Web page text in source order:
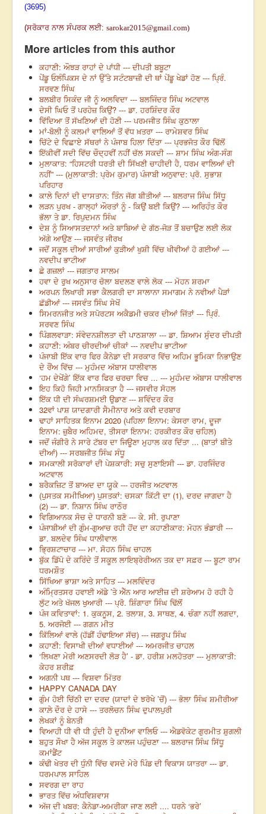
(3695)
(ਸਰੋਕਾਰ ਨਾਲ ਸੰਪਰਕ ਲਈ: sarokar2015@gmail.com)
More articles from this author
ਕਹਾਣੀ: ਔਝੜ ਰਾਹਾਂ ਦੇ ਪਾਂਧੀ --- ਦੀਪਤੀ ਬਬੂਟਾ
ਪੇਂਡੂ ਓਲੰਪਿਕਸ ਦੇ ਨਾਂ ਉੱਤੇ ਸਟੰਟਬਾਜ਼ੀ ਦੀ ਥਾਂ ਪੇਂਡੂ ਖੇਡਾਂ ਹੋਣ --- ਪ੍ਰਿੰ.
ਸਰਵਣ ਸਿੰਘ
ਬਲਬੀਰ ਸਿਕੰਦ ਜੀ ਨੂੰ ਅਲਵਿਦਾ --- ਬਲਜਿੰਦਰ ਸਿੰਘ ਅਟਵਾਲ
ਦੇਸੀ ਘਿਓ ਤੋਂ ਪਰਹੇਜ਼ ਕਿਉਂ? --- ਡਾ. ਹਰਸ਼ਿੰਦਰ ਕੌਰ
ਵਿੱਦਿਆ ਤੋਂ ਸੱਖਣਿਆਂ ਦੀ ਹੋਣੀ --- ਪਰਮਜੀਤ ਸਿੰਘ ਕੁਠਾਲਾ
ਮਾਂ-ਬੋਲੀ ਨੂੰ ਕਲਮਾਂ ਵਾਲਿਆਂ ਤੋਂ ਵੱਧ ਖ਼ਤਰਾ --- ਰਾਮੇਸ਼ਵਰ ਸਿੰਘ
ਚਿੱਟੇ ਦੇ ਵਿਛਾਏ ਸੱਥਰਾਂ ਨੇ ਪੰਜਾਬ ਹਿਲਾ ਦਿੱਤਾ --- ਪ੍ਰਭਜੋਤ ਕੌਰ ਢਿੱਲੋਂ
ਇੱਕੀਵੀਂ ਸਦੀ ਵਿੱਚ ਚੌਦ੍ਹਵੀਂ ਨਹੀਂ ਚੱਲ ਸਕਦੀ --- ਸ਼ਾਮ ਸਿੰਘ ਅੰਗ-ਸੰਗ
ਮੁਲਾਕਾਤ: “ਹਿਸਟਰੀ ਧਰਤੀ ਦੀ ਸਿੱਖਣੀ ਚਾਹੀਦੀ ਹੈ, ਧਰਮ ਵਾਲਿਆਂ ਦੀ
ਨਹੀਂ” --- (ਮੁਲਾਕਾਤੀ: ਪ੍ਰੇਮ ਕੁਮਾਰ) ਪੰਜਾਬੀ ਅਨੁਵਾਦ: ਪ੍ਰੋ. ਸੁਭਾਸ਼
ਪਰਿਹਾਰ
ਕਾਲੇ ਦਿਨਾਂ ਦੀ ਦਾਸਤਾਨ: ਤਿੰਨ ਜੱਗ ਬੀਤੀਆਂ --- ਬਲਰਾਜ ਸਿੰਘ ਸਿੱਧੂ
ਲੜਨ ਪੁਰਖ - ਗਾਲ੍ਹਾਂ ਔਰਤਾਂ ਨੂੰ - ਕਿਉਂ ਬਈ ਕਿਉਂ? --- ਅਰਿਹੰਤ ਕੌਰ
ਭੱਲਾ ਤੇ ਡਾ. ਰਿਪੁਦਮਨ ਸਿੰਘ
ਦੇਸ਼ ਨੂੰ ਸਿਆਸਤਦਾਨਾਂ ਅਤੇ ਬਾਬਿਆਂ ਦੇ ਗੱਠ-ਜੋੜ ਤੋਂ ਬਚਾਉਣ ਲਈ ਲੋਕ
ਅੱਗੇ ਆਉਣ --- ਜਸਵੰਤ ਜੀਰਖ
ਜਦੋਂ ਸਕੂਲ ਦੀਆਂ ਸਾਰੀਆਂ ਕੁੜੀਆਂ ਖੁਸ਼ੀ ਵਿੱਚ ਖੀਵੀਆਂ ਹੋ ਗਈਆਂ ---
ਨਵਦੀਪ ਭਾਟੀਆ
ਛੇ ਗਜ਼ਲਾਂ --- ਜਗਤਾਰ ਸਾਲਮ
ਹਵਾ ਦੇ ਰੁਖ ਅਨੁਸਾਰ ਚੋਲਾ ਬਦਲਣ ਵਾਲੇ ਲੋਕ --- ਮੋਹਨ ਸ਼ਰਮਾ
ਅਰਪਨ ਲਿਖਾਰੀ ਸਭਾ ਕੈਲਗਰੀ ਦਾ ਸਾਲਾਨਾ ਸਮਾਗਮ ਨੇ ਨਵੀਆਂ ਪੈੜਾਂ
ਛੱਡੀਆਂ --- ਜਸਵੰਤ ਸਿੰਘ ਸੇਖੋਂ
ਸਿਮਰਨਜੀਤ ਅਤੇ ਸਪੋਰਟਸ ਅਕੈਡਮੀ ਚਕਰ ਦੀਆਂ ਜਿੱਤਾਂ --- ਪ੍ਰਿੰ.
ਸਰਵਣ ਸਿੰਘ
ਪਿੰਗਲਵਾੜਾ: ਸੰਵੇਦਨਸ਼ੀਲਤਾ ਦੀ ਪਾਠਸ਼ਾਲਾ --- ਡਾ. ਸ਼ਿਆਮ ਸੁੰਦਰ ਦੀਪਤੀ
ਕਹਾਣੀ: ਅੰਬਰ ਚੀਰਦੀਆਂ ਚੀਕਾਂ --- ਨਵਦੀਪ ਭਾਟੀਆ
ਪੰਜਾਬੀ ਇੱਕ ਵਾਰ ਫਿਰ ਕੈਨੇਡਾ ਦੀ ਸਰਕਾਰ ਵਿੱਚ ਅਹਿਮ ਭੂਮਿਕਾ ਨਿਭਾਉਣ
ਦੇ ਰੌਂਅ ਵਿੱਚ --- ਮੁਹੰਮਦ ਅੱਬਾਸ ਧਾਲੀਵਾਲ
‘ਹਮ ਦੇਖੇਂਗੇ’ ਇੱਕ ਵਾਰ ਫਿਰ ਚਰਚਾ ਵਿਚ ... --- ਮੁਹੰਮਦ ਅੱਬਾਸ ਧਾਲੀਵਾਲ
ਇਹ ਕਿਹੋ ਜਿਹੀ ਮਾਨਸਿਕਤਾ ਹੈ --- ਜਸਵੀਰ ਸੋਹਲ
ਇੱਕ ਧੀ ਦੀ ਸੰਘਰਸ਼ਮਈ ਉਡਾਣ --- ਸ਼ਵਿੰਦਰ ਕੌਰ
32ਵਾਂ ਪਾਸ਼ ਯਾਦਗਾਰੀ ਸੈਮੀਨਾਰ ਅਤੇ ਕਵੀ ਦਰਬਾਰ
ਢਾਹਾਂ ਸਾਹਿਤਕ ਇਨਾਮ 2020 (ਪਹਿਲਾ ਇਨਾਮ: ਕੇਸਰਾ ਰਾਮ, ਦੂਜਾ
ਇਨਾਮ: ਜ਼ੁਬੈਰ ਅਹਿਮਦ, ਤੀਸਰਾ ਇਨਾਮ: ਹਰਕੀਰਤ ਕੌਰ ਚਹਿਲ)
ਜਦੋਂ ਜੰਗੀਰੋ ਨੇ ਸਾਰੇ ਟੱਬਰ ਦਾ ਜਿਊਣਾ ਮੁਹਾਲ ਕਰ ਦਿੱਤਾ ... (ਬਾਤਾਂ ਬੀਤੇ
ਦੀਆਂ) --- ਸਰਬਜੀਤ ਸਿੰਘ ਸੰਧੂ
ਸਮਕਾਲੀ ਸਰੋਕਾਰਾਂ ਦੀ ਪੇਸ਼ਕਾਰੀ: ਸਚੁ ਸੁਣਾਇਸੀ --- ਡਾ. ਹਰਜਿੰਦਰ
ਅਟਵਾਲ
ਬਰੈਕਜ਼ਿਟ ਤੋਂ ਬਾਅਦ ਦਾ ਯੂਕੇ --- ਹਰਜੀਤ ਅਟਵਾਲ
(ਪੁਸਤਕ ਸਮੀਖਿਆ) ਪੁਸਤਕਾਂ: ਚਸਕਾ ਕਿੱਟੀ ਦਾ (1), ਦਰਦ ਜਾਗਦਾ ਹੈ
(2) --- ਡਾ. ਨਿਸ਼ਾਨ ਸਿੰਘ ਰਾਠੌਰ
ਵਿਗਿਆਨਕ ਸੋਚ ਦੇ ਧਾਰਨੀ ਬਣੋ --- ਕੇ. ਸੀ. ਰੁਪਾਣਾ
ਪੰਜਾਬੀਆਂ ਦੀ ਗੁੰਮ-ਗੁਆਚ ਰਹੀ ਹੋਂਦ ਦਾ ਕਹਾਣੀਕਾਰ: ਮੋਹਨ ਭੰਡਾਰੀ ---
ਡਾ. ਬਲਦੇਵ ਸਿੰਘ ਧਾਲੀਵਾਲ
ਭ੍ਰਿਸ਼ਟਾਚਾਰ --- ਮਾ. ਸੋਹਨ ਸਿੰਘ ਚਾਹਲ
ਬੁੱਕ ਡਿੱਪੋ ਦੇ ਕਰਿੰਦੇ ਤੋਂ ਸਕੂਲ ਲਾਇਬ੍ਰੇਰੀਅਨ ਤਕ ਦਾ ਸਫ਼ਰ --- ਬੂਟਾ ਰਾਮ
ਧਰਮਸ਼ੌਤ
ਸਿੱਖਿਆ ਭਾਸ਼ਾ ਅਤੇ ਸਾਹਿਤ --- ਮਲਵਿੰਦਰ
ਅੰਮ੍ਰਿਤਸਰ ਹਵਾਈ ਅੱਡੇ ’ਤੇ ਐੱਨ ਆਰ ਆਈਜ਼ ਦੀ ਸ਼ਰੇਆਮ ਹੋ ਰਹੀ ਹੈ
ਲੁੱਟ ਅਤੇ ਖੱਜਲ ਖੁਆਰੀ --- ਪ੍ਰੋ. ਸ਼ਿੰਗਾਰਾ ਸਿੰਘ ਢਿੱਲੋਂ
ਪੰਜ ਕਵਿਤਾਵਾਂ: 1. ਕੁਕਨੂਸ, 2. ਤਲਾਸ਼, 3. ਸਾਥਣ, 4. ਚੰਗਾ ਨਹੀਂ ਲਗਦਾ,
5. ਅਰਜੋਈ --- ਗਗਨ ਮੀਤ
ਕਿੱਲਿਆਂ ਵਾਲੇ (ਹੱਡੀਂ ਹੰਢਾਇਆ ਸੱਚ) --- ਜਗਰੂਪ ਸਿੰਘ
ਕਹਾਣੀ: ਵਿਸਾਖੀ ਦੀਆਂ ਵਧਾਈਆਂ --- ਅਮਰਜੀਤ ਚਾਹਲ
‘ਲਿਖਣਾ ਮੇਰੀ ਅਣਸਰਦੀ ਲੋੜ ਹੈ’ - ਡਾ. ਹਰੀਸ਼ ਮਲਹੋਤਰਾ --- ਮੁਲਾਕਾਤੀ:
ਕੇਹਰ ਸ਼ਰੀਫ਼
ਅਗਨੀ ਪਥ --- ਵਿਸ਼ਵਾ ਮਿੱਤਰ
HAPPY CANADA DAY
ਗੁੰਮ ਹੋਈ ਚਿੱਠੀ ਦਾ ਦਰਦ (ਯਾਦਾਂ ਦੇ ਝਰੋਖੇ ’ਚੋਂ) --- ਭੋਲਾ ਸਿੰਘ ਸ਼ਮੀਰੀਆ
ਕਾਲ਼ੇ ਦੌਰ ਦੇ ਹਾਸੇ --- ਤਰਲੋਚਨ ਸਿੰਘ ਦੁਪਾਲਪੁਰੀ
ਲੇਖਕਾਂ ਨੂੰ ਬੇਨਤੀ
ਵਿਆਹੀ ਧੀ ਵੀ ਧੀ ਹੁੰਦੀ ਹੈ ਦੁਨੀਆ ਵਾਲਿਓ --- ਐਡਵੋਕੇਟ ਗੁਰਮੀਤ ਸ਼ੁਗਲੀ
ਬਹੁਤ ਸੌਖਾ ਹੈ ਅੱਜ ਸਕੂਲ ਤੇ ਕਾਲਜ ਪਹੁੰਚਣਾ --- ਬਲਰਾਜ ਸਿੰਘ ਸਿੱਧੂ
ਕਮਾਂਡੈਂਟ
ਕੰਢੀ ਖੇਤਰ ਦੀ ਧੁੰਨੀ ਵਿੱਚ ਵਸਦੇ ਮੇਰੇ ਪਿੰਡ ਦੀ ਵਿਕਾਸ ਯਾਤਰਾ --- ਡਾ.
ਧਰਮਪਾਲ ਸਾਹਿਲ
ਸਵਰਗ ਦਾ ਰਾਹ
ਭਾਰਤ ਵਿੱਚ ਅੰਧਵਿਸ਼ਵਾਸ
ਅੱਜ ਦੀ ਖਬਰ: ਕੈਨੇਡਾ-ਅਮਰੀਕਾ ਜਾਣ ਲਈ .... ਧਰਨੇ ‘ਭਰੇ’